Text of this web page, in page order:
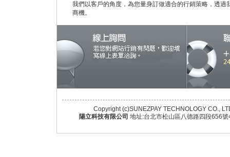
我們以客戶的角度，為您量身訂做適合的行銷策略，透過
商機。
Copyright (c)SUNEZPAY TECHNOLOGY CO.,
陽立科技有限公司 地址:台北市松山區八德路四段656